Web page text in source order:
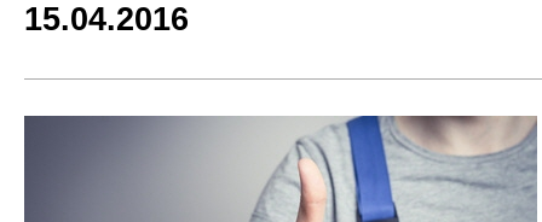
Kategorien
Seminare
15.04.2016